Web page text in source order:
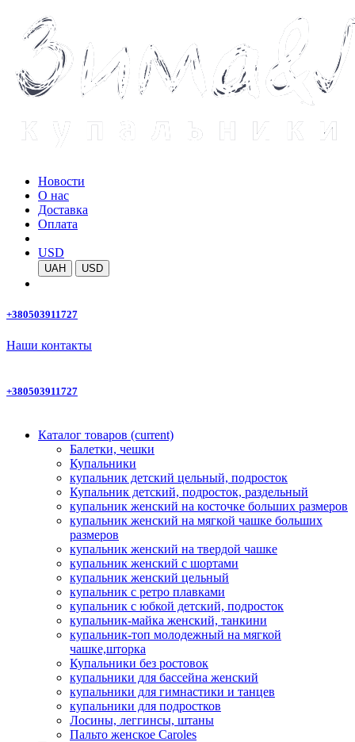
Новости
О нас
Доставка
Оплата
USD
UAH USD
+380503911727
Наши контакты
+380503911727
Каталог товаров (current)
Балетки, чешки
Купальники
купальник детский цельный, подросток
Купальник детский, подросток, раздельный
купальник женский на косточке больших размеров
купальник женский на мягкой чашке больших
размеров
купальник женский на твердой чашке
купальник женский с шортами
купальник женский цельный
купальник с ретро плавками
купальник с юбкой детский, подросток
купальник-майка женский, танкини
купальник-топ молодежный на мягкой
чашке,шторка
Купальники без ростовок
купальники для бассейна женский
купальники для гимнастики и танцев
купальники для подростков
Лосины, леггинсы, штаны
Пальто женское Caroles